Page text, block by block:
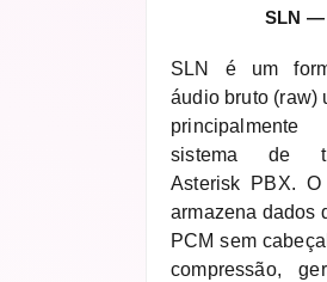
SLN —
SLN é um
áudio bruto (raw)
sistema de
Asterisk PBX. O
armazena dados
PCM sem
compressão,